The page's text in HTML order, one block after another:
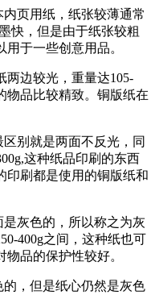
页用纸，纸张较薄通常
快，但是由于纸张较粗
于一些创意用品。
两边较光，重量达105-
物品比较精致。铜版纸在
别就是两面不反光，同
这种纸品印刷的东西
印刷都是使用的铜版纸和
灰色的，所以称之为灰
400g之间，这种纸也可
品的保护性较好。
，但是纸心仍然是灰色